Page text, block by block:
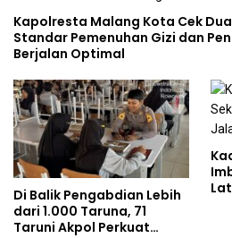
Kapolresta Malang Kota Cek
Standar Pemenuhan Gizi dan
Berjalan Optimal
Di Balik Pengabdian Lebih
dari 1.000 Taruna, 71
Taruni Akpol Perkuat